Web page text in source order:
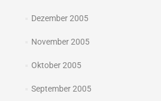
Dezember 2005
November 2005
Oktober 2005
September 2005